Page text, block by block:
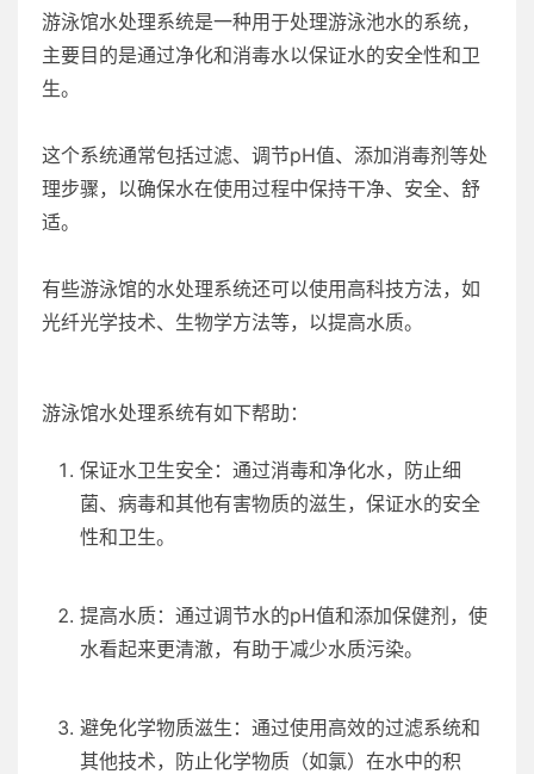
游泳馆水处理系统是一种用于处理游泳池水的系统，
主要目的是通过净化和消毒水以保证水的安全性和卫
生。
这个系统通常包括过滤、调节pH值、添加消毒剂等处
理步骤，以确保水在使用过程中保持干净、安全、舒
适。
有些游泳馆的水处理系统还可以使用高科技方法，如
光纤光学技术、生物学方法等，以提高水质。
游泳馆水处理系统有如下帮助：
保证水卫生安全：通过消毒和净化水，防止细
菌、病毒和其他有害物质的滋生，保证水的安全
性和卫生。
提高水质：通过调节水的pH值和添加保健剂，使
水看起来更清澈，有助于减少水质污染。
避免化学物质滋生：通过使用高效的过滤系统和
其他技术，防止化学物质（如氯）在水中的积